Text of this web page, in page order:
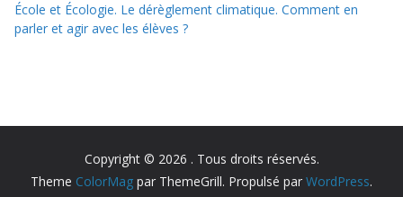
École et Écologie. Le dérèglement climatique. Comment en
parler et agir avec les élèves ?
Copyright © 2026 . Tous droits réservés.
Theme ColorMag par ThemeGrill. Propulsé par WordPress.